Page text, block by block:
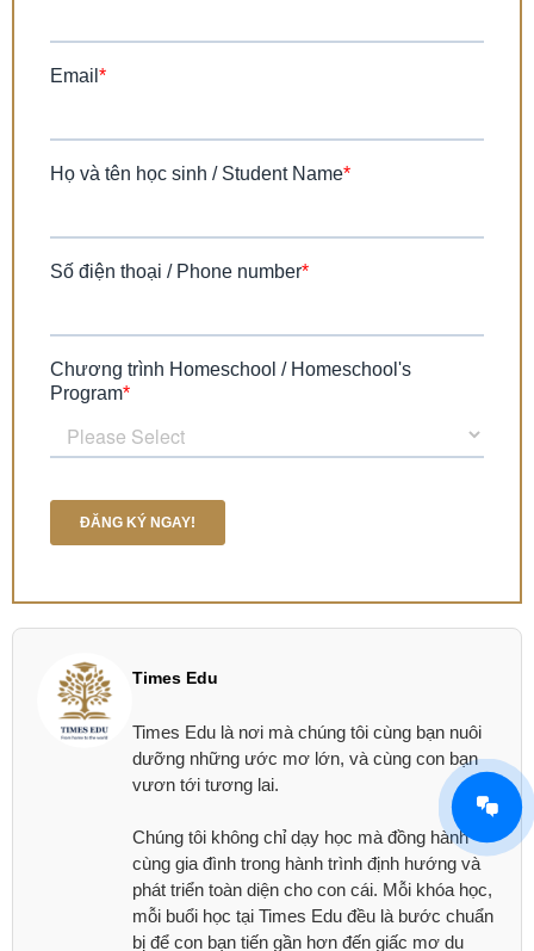
Times Edu
Times Edu là nơi mà chúng tôi cùng bạn nuôi
dưỡng những ước mơ lớn, và cùng con bạn
vươn tới tương lai.
Chúng tôi không chỉ dạy học mà đồng hành
cùng gia đình trong hành trình định hướng và
phát triển toàn diện cho con cái. Mỗi khóa học,
mỗi buổi học tại Times Edu đều là bước chuẩn
bị để con bạn tiến gần hơn đến giấc mơ du